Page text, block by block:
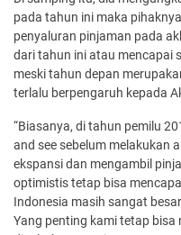
pada tahun ini maka
penyaluran pinjaman pada
dari tahun ini atau mencapai
meski tahun depan
terlalu berpengaruh kepada
“Biasanya, di tahun pemilu
and see sebelum melakukan
ekspansi dan mengambil
optimistis tetap bisa
Indonesia masih sangat
Yang penting kami tetap